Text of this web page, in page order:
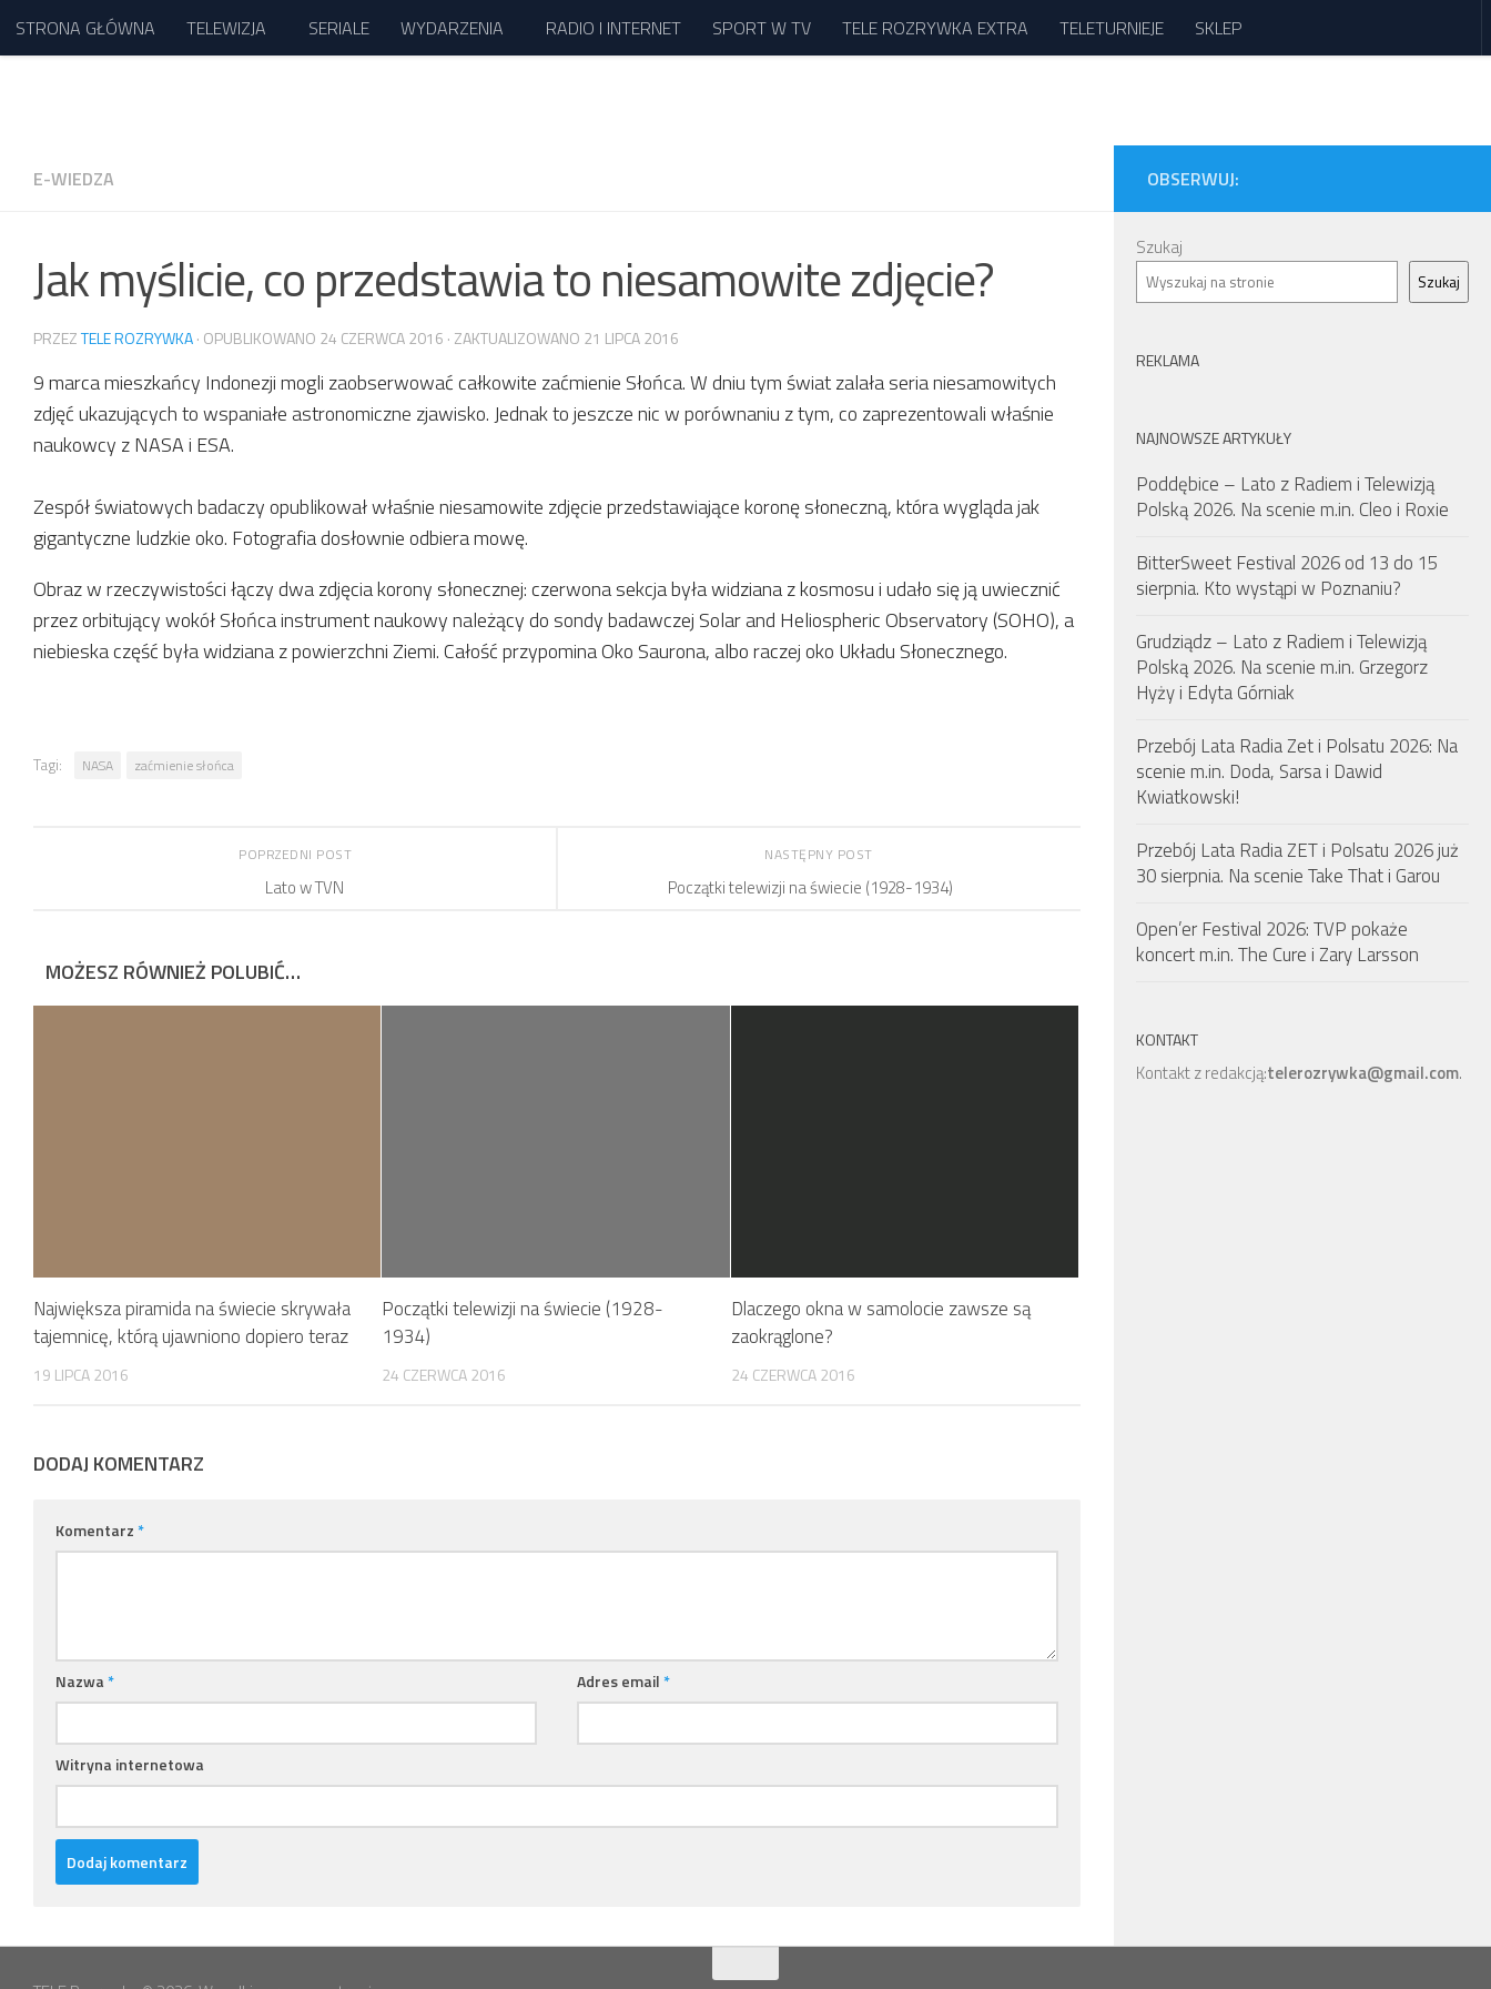
Przejdź do treści
STRONA GŁÓWNA TELEWIZJA SERIALE WYDARZENIA RADIO I INTERNET SPORT W TV TELE ROZRYWKA EXTRA TELETURNIEJE SKLEP
E-WIEDZA
Jak myślicie, co przedstawia to niesamowite zdjęcie?
PRZEZTELE ROZRYWKA· OPUBLIKOWANO 24 CZERWCA 2016 · ZAKTUALIZOWANO 21 LIPCA 2016
9 marca mieszkańcy Indonezji mogli zaobserwować całkowite zaćmienie Słońca. W dniu tym świat zalała seria niesamowitych
zdjęć ukazujących to wspaniałe astronomiczne zjawisko. Jednak to jeszcze nic w porównaniu z tym, co zaprezentowali właśnie
naukowcy z NASA i ESA.
Zespół światowych badaczy opublikował właśnie niesamowite zdjęcie przedstawiające koronę słoneczną, która wygląda jak
gigantyczne ludzkie oko. Fotografia dosłownie odbiera mowę.
Obraz w rzeczywistości łączy dwa zdjęcia korony słonecznej: czerwona sekcja była widziana z kosmosu i udało się ją uwiecznić
przez orbitujący wokół Słońca instrument naukowy należący do sondy badawczej Solar and Heliospheric Observatory (SOHO), a
niebieska część była widziana z powierzchni Ziemi. Całość przypomina Oko Saurona, albo raczej oko Układu Słonecznego.
Tagi: NASA zaćmienie słońca
NASTĘPNY POST
Początki telewizji na świecie (1928-1934)
POPRZEDNI POST
Lato w TVN
MOŻESZ RÓWNIEŻ POLUBIĆ…
Największa piramida na świecie skrywała
tajemnicę, którą ujawniono dopiero teraz
19 LIPCA 2016
Początki telewizji na świecie (1928-
1934)
24 CZERWCA 2016
Dlaczego okna w samolocie zawsze są
zaokrąglone?
24 CZERWCA 2016
DODAJ KOMENTARZ
Komentarz*
Nazwa* Adres email*
Witryna internetowa
OBSERWUJ:
Szukaj
Szukaj
REKLAMA
NAJNOWSZE ARTYKUŁY
Poddębice – Lato z Radiem i Telewizją
Polską 2026. Na scenie m.in. Cleo i Roxie
BitterSweet Festival 2026 od 13 do 15
sierpnia. Kto wystąpi w Poznaniu?
Grudziądz – Lato z Radiem i Telewizją
Polską 2026. Na scenie m.in. Grzegorz
Hyży i Edyta Górniak
Przebój Lata Radia Zet i Polsatu 2026: Na
scenie m.in. Doda, Sarsa i Dawid
Kwiatkowski!
Przebój Lata Radia ZET i Polsatu 2026 już
30 sierpnia. Na scenie Take That i Garou
Open’er Festival 2026: TVP pokaże
koncert m.in. The Cure i Zary Larsson
KONTAKT
Kontakt z redakcją:telerozrywka@gmail.com.